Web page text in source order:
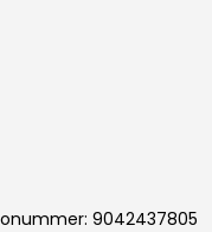
9042437805